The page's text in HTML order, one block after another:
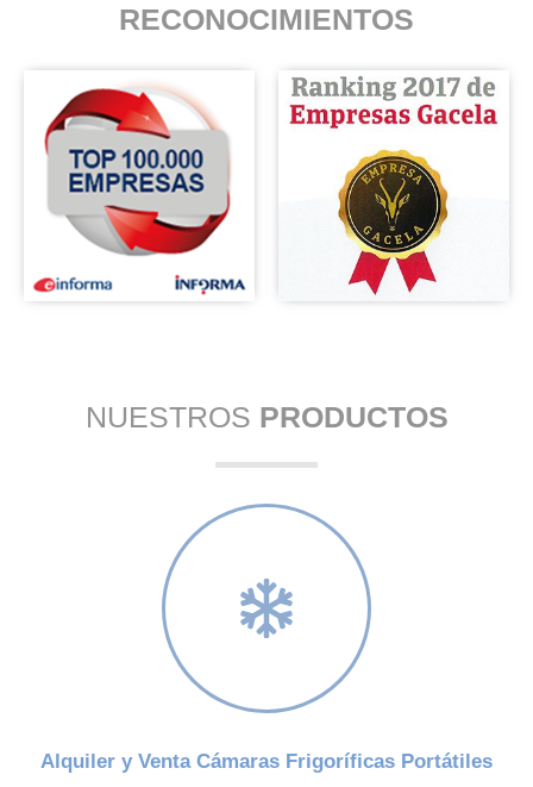
RECONOCIMIENTOS
NUESTROS PRODUCTOS
Alquiler y Venta Cámaras Frigoríficas Portátiles